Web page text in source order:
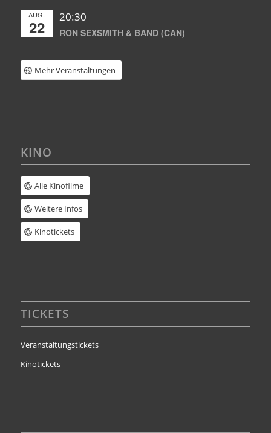
AUG.
22
20:30
RON SEXSMITH & BAND (CAN)
Mehr Veranstaltungen
KINO
Alle Kinofilme
Weitere Infos
Kinotickets
TICKETS
Veranstaltungstickets
Kinotickets